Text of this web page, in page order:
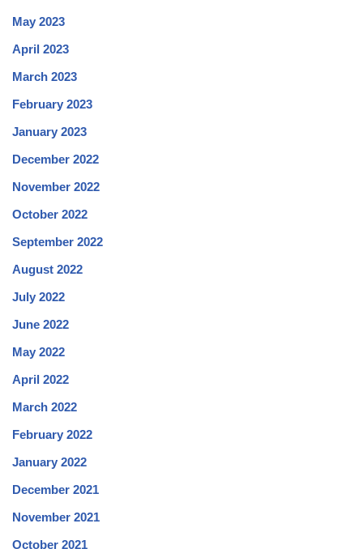
May 2023
April 2023
March 2023
February 2023
January 2023
December 2022
November 2022
October 2022
September 2022
August 2022
July 2022
June 2022
May 2022
April 2022
March 2022
February 2022
January 2022
December 2021
November 2021
October 2021